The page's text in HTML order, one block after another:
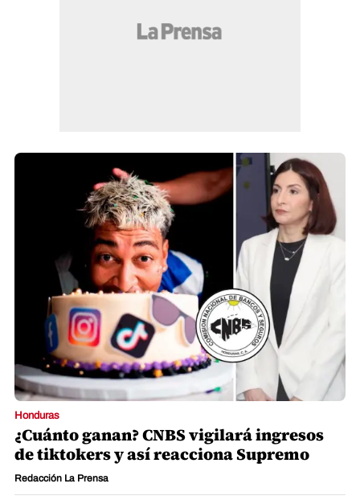
Honduras
¿Cuánto ganan? CNBS vigilará ingresos
de tiktokers y así reacciona Supremo
Redacción La Prensa